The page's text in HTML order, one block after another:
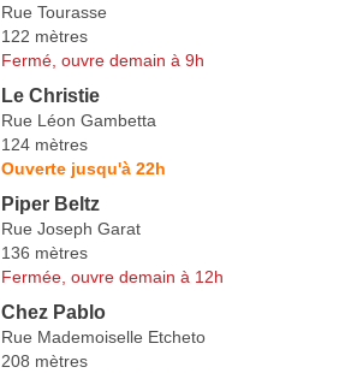
Rue Tourasse
122 mètres
Fermé, ouvre demain à 9h
Le Christie
Rue Léon Gambetta
124 mètres
Ouverte jusqu'à 22h
Piper Beltz
Rue Joseph Garat
136 mètres
Fermée, ouvre demain à 12h
Chez Pablo
Rue Mademoiselle Etcheto
208 mètres